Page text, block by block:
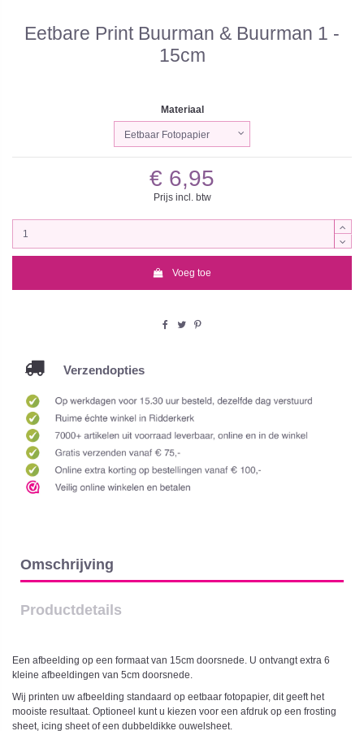
Eetbare Print Buurman & Buurman 1 -
15cm
Materiaal
€ 6,95
Prijs incl. btw
Voeg toe
Verzendopties
Omschrijving
Productdetails
Een afbeelding op een formaat van 15cm doorsnede. U ontvangt extra 6
kleine afbeeldingen van 5cm doorsnede.
Wij printen uw afbeelding standaard op eetbaar fotopapier, dit geeft het
mooiste resultaat. Optioneel kunt u kiezen voor een afdruk op een frosting
sheet, icing sheet of een dubbeldikke ouwelsheet.